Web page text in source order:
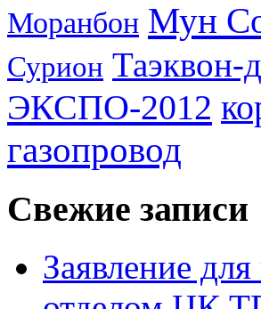
Моранбон Мун
Сурион Таэквон-
ЭКСПО-2012
газопровод
Свежие записи
Заявление